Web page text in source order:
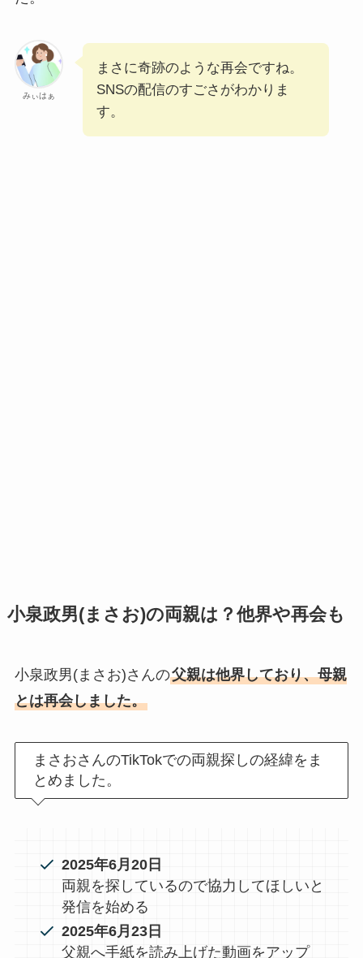
みぃはぁ
まさに奇跡のような再会ですね。
SNSの配信のすごさがわかりま
す。
小泉政男(まさお)の両親は？他界や再会も
小泉政男(まさお)さんの父親は他界しており、母親
とは再会しました。
まさおさんのTikTokでの両親探しの経緯をま
とめました。
2025年6月20日
両親を探しているので協力してほしいと
発信を始める
2025年6月23日
父親へ手紙を読み上げた動画をアップ